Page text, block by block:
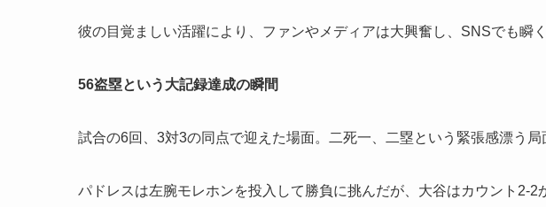
彼の目覚ましい活躍により、ファンやメディアは大興奮し、SNSでも瞬
56盗塁という大記録達成の瞬間
試合の6回、3対3の同点で迎えた場面。二死一、二塁という緊張感漂う局
パドレスは左腕モレホンを投入して勝負に挑んだが、大谷はカウント2-